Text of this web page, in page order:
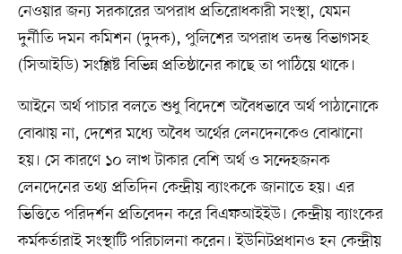
নেওয়ার জন্য সরকারের অপরাধ প্রতিরোধকারী সংস্থা, যেমন
দুর্নীতি দমন কমিশন (দুদক), পুলিশের অপরাধ তদন্ত বিভাগসহ
(সিআইডি) সংশ্লিষ্ট বিভিন্ন প্রতিষ্ঠানের কাছে তা পাঠিয়ে থাকে।
আইনে অর্থ পাচার বলতে শুধু বিদেশে অবৈধভাবে অর্থ পাঠানোকে
বোঝায় না, দেশের মধ্যে অবৈধ অর্থের লেনদেনকেও বোঝানো
হয়। সে কারণে ১০ লাখ টাকার বেশি অর্থ ও সন্দেহজনক
লেনদেনের তথ্য প্রতিদিন কেন্দ্রীয় ব্যাংককে জানাতে হয়। এর
ভিত্তিতে পরিদর্শন প্রতিবেদন করে বিএফআইইউ। কেন্দ্রীয় ব্যাংকের
কর্মকর্তারাই সংস্থাটি পরিচালনা করেন। ইউনিটপ্রধানও হন কেন্দ্রীয়